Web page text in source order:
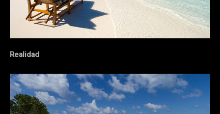
Realidad